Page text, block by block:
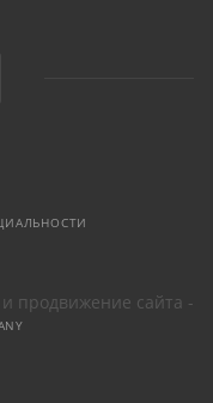
продвижение сайта -